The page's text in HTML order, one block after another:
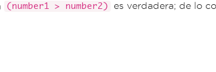
(number1 > number2) es verdadera; de lo